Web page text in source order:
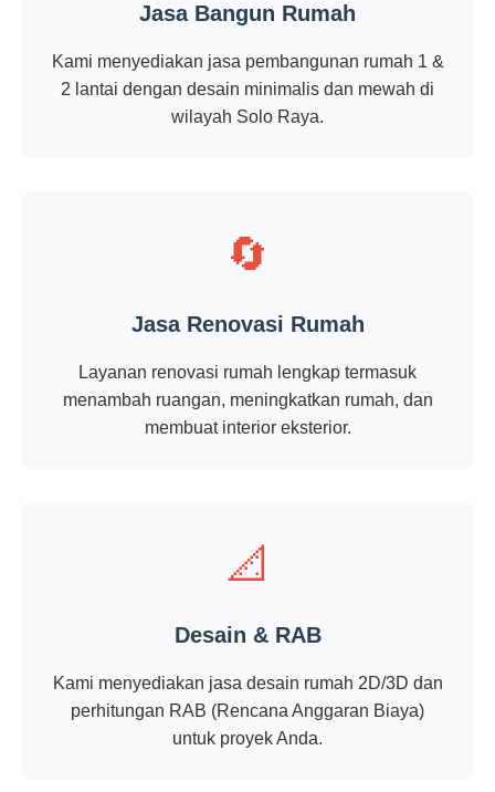
Jasa Bangun Rumah
Kami menyediakan jasa pembangunan rumah 1 &
2 lantai dengan desain minimalis dan mewah di
wilayah Solo Raya.
🔄
Jasa Renovasi Rumah
Layanan renovasi rumah lengkap termasuk
menambah ruangan, meningkatkan rumah, dan
membuat interior eksterior.
📐
Desain & RAB
Kami menyediakan jasa desain rumah 2D/3D dan
perhitungan RAB (Rencana Anggaran Biaya)
untuk proyek Anda.